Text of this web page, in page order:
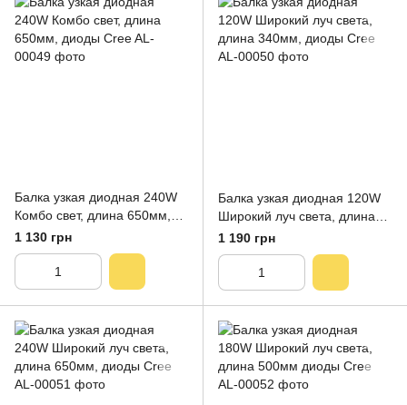
Балка узкая диодная 240W
Комбо свет, длина 650мм,
диоды Cree
1 130 грн
Балка узкая диодная 120W
Широкий луч света, длина
340мм, диоды Cree
1 190 грн